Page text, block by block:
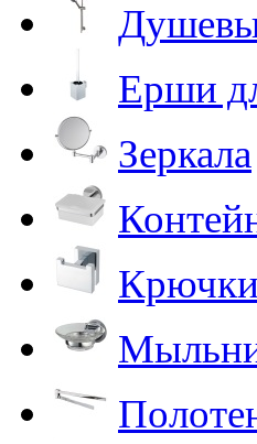
Ерши
Зеркала
Крючки